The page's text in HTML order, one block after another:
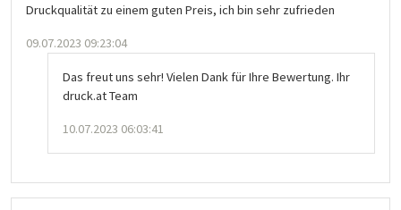
Druckqualität zu einem guten Preis, ich bin sehr zufrieden
09.07.2023 09:23:04
Das freut uns sehr! Vielen Dank für Ihre Bewertung. Ihr
druck.at Team
10.07.2023 06:03:41